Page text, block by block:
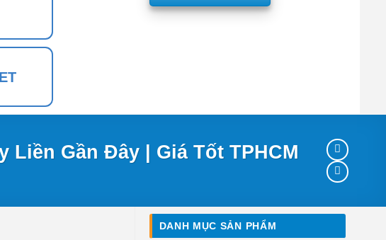
Liền Gần Đây | Giá Tốt TPHCM
DANH MỤC SẢN PHẨM